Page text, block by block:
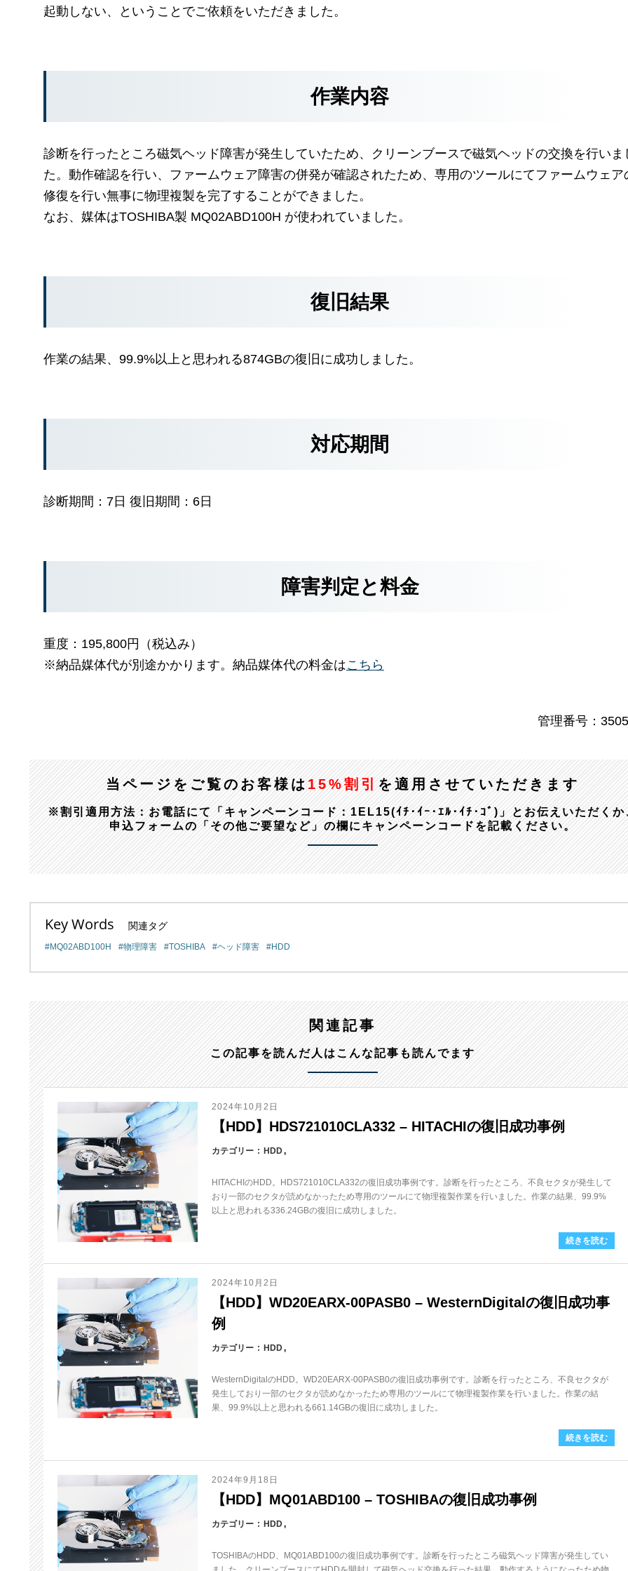
起動しない、ということでご依頼をいただきました。
作業内容
診断を行ったところ磁気ヘッド障害が発生していたため、クリーンブースで磁気ヘッドの交換を行いま
た。動作確認を行い、ファームウェア障害の併発が確認されたため、専用のツールにてファームウェア
修復を行い無事に物理複製を完了することができました。
なお、媒体はTOSHIBA製 MQ02ABD100H が使われていました。
復旧結果
作業の結果、99.9%以上と思われる874GBの復旧に成功しました。
対応期間
診断期間：7日 復旧期間：6日
障害判定と料金
重度：195,800円（税込み）
※納品媒体代が別途かかります。納品媒体代の料金はこちら
管理番号：
当ページをご覧のお客様は 15%割引 を適用させていただきます
※割引適用方法：お電話にて「キャンペーンコード：1EL15(ｲﾁ･ｲｰ･ｴﾙ･ｲﾁ･ｺﾞ)」とお伝えいただくか
申込フォームの「その他ご要望など」の欄にキャンペーンコードを記載ください。
Key Words 関連タグ
MQ02ABD100H 物理障害 TOSHIBA ヘッド障害 HDD
関連記事
この記事を読んだ人はこんな記事も読んでます
2024年10月2日
【HDD】HDS721010CLA332 – HITACHIの復旧成功事例
カテゴリー HDD
HITACHIのHDD。HDS721010CLA332の復旧成功事例です。診断を行ったところ、不良セクタが発生して
おり一部のセクタが読めなかったため専用のツールにて物理複製作業を行いました。作業の結果、99.9%
以上と思われる336.24GBの復旧に成功しました。
続きを読む
2024年10月2日
【HDD】WD20EARX-00PASB0 – WesternDigitalの復旧成功事
例
カテゴリー HDD
WesternDigitalのHDD。WD20EARX-00PASB0の復旧成功事例です。診断を行ったところ、不良セクタが
発生しており一部のセクタが読めなかったため専用のツールにて物理複製作業を行いました。作業の結
果、99.9%以上と思われる661.14GBの復旧に成功しました。
続きを読む
2024年9月18日
【HDD】MQ01ABD100 – TOSHIBAの復旧成功事例
カテゴリー HDD
TOSHIBAのHDD、MQ01ABD100の復旧成功事例です。診断を行ったところ磁気ヘッド障害が発生してい